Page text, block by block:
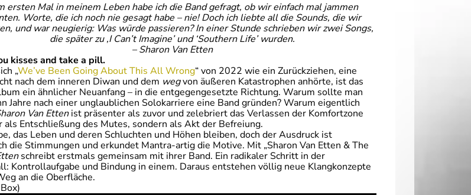
ersten Mal in meinem Leben habe ich die Band gefragt, ob wir einfach mal jammen
Worte, die ich noch nie gesagt habe – nie! Doch ich liebte all die Sounds, die wir
und war neugierig: Was würde passieren? In einer Stunde schrieben wir zwei Songs,
die später zu ‚I Can’t Imagine’ und ‘Southern Life’ wurden.
– Sharon Van Etten
kisses and take a pill.
„We’ve Been Going About This All Wrong“ von 2022 wie ein Zurückziehen, eine
nach dem inneren Diwan und dem wegvon äußeren Katastrophen anhörte, ist das
ein ähnlicher Neuanfang – in die entgegengesetzte Richtung. Warum sollte man
Jahre nach einer unglaublichen Solokarriere eine Band gründen? Warum eigentlich
Van Ettenist präsenter als zuvor und zelebriert das Verlassen der Komfortzone
als Entschließung des Mutes, sondern als Akt der Befreiung.
das Leben und deren Schluchten und Höhen bleiben, doch der Ausdruck ist
die Stimmungen und erkundet Mantra-artig die Motive. Mit „Sharon Van Etten & The
schreibt erstmals gemeinsam mit ihrer Band. Ein radikaler Schritt in der
Kontrollaufgabe und Bindung in einem. Daraus entstehen völlig neue Klangkonzepte
an die Oberfläche.